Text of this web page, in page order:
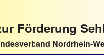
Förderung
Nordrhein-